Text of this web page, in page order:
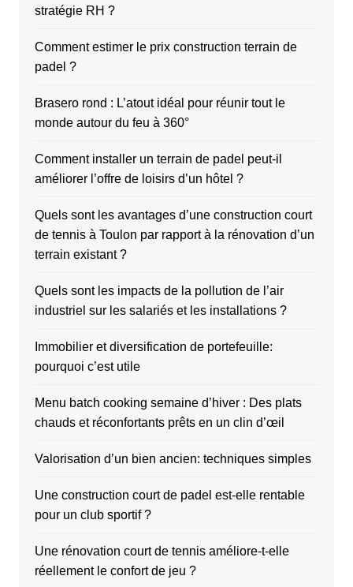
stratégie RH ?
Comment estimer le prix construction terrain de
padel ?
Brasero rond : L’atout idéal pour réunir tout le
monde autour du feu à 360°
Comment installer un terrain de padel peut-il
améliorer l’offre de loisirs d’un hôtel ?
Quels sont les avantages d’une construction court
de tennis à Toulon par rapport à la rénovation d’un
terrain existant ?
Quels sont les impacts de la pollution de l’air
industriel sur les salariés et les installations ?
Immobilier et diversification de portefeuille:
pourquoi c’est utile
Menu batch cooking semaine d’hiver : Des plats
chauds et réconfortants prêts en un clin d’œil
Valorisation d’un bien ancien: techniques simples
Une construction court de padel est-elle rentable
pour un club sportif ?
Une rénovation court de tennis améliore-t-elle
réellement le confort de jeu ?